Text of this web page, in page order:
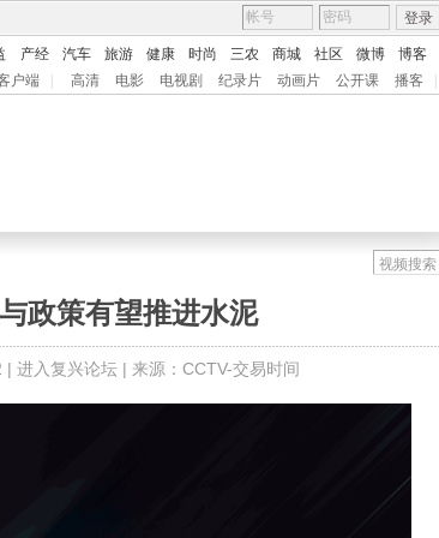
登录
产经 汽车 旅游 健康 时尚 三农 商城 社区 微博 博客
户端 高清 电影 电视剧 纪录片 动画片 公开课 播客
政策有望推进水泥
| 进入复兴论坛 | 来源：CCTV-交易时间